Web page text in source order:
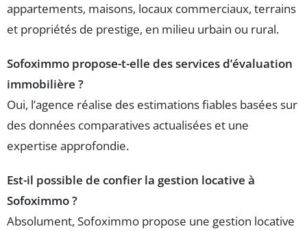
appartements, maisons, locaux commerciaux, terrains
et propriétés de prestige, en milieu urbain ou rural.
Sofoximmo propose-t-elle des services d’évaluation
immobilière ?
Oui, l’agence réalise des estimations fiables basées sur
des données comparatives actualisées et une
expertise approfondie.
Est-il possible de confier la gestion locative à
Sofoximmo ?
Absolument, Sofoximmo propose une gestion locative